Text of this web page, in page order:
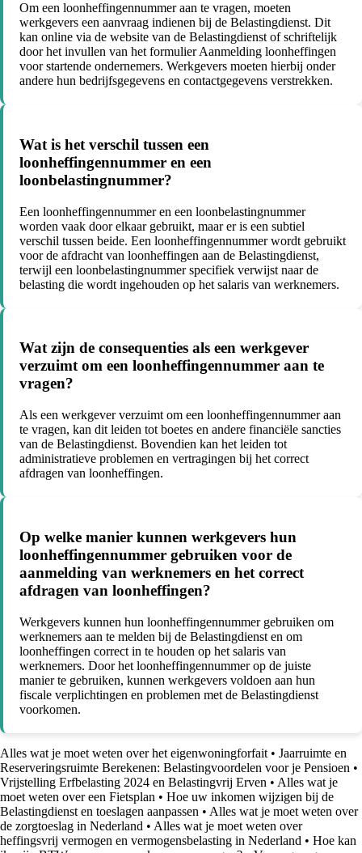
Om een loonheffingennummer aan te vragen, moeten
werkgevers een aanvraag indienen bij de Belastingdienst. Dit
kan online via de website van de Belastingdienst of schriftelijk
door het invullen van het formulier Aanmelding loonheffingen
voor startende ondernemers. Werkgevers moeten hierbij onder
andere hun bedrijfsgegevens en contactgegevens verstrekken.
Wat is het verschil tussen een
loonheffingennummer en een
loonbelastingnummer?
Een loonheffingennummer en een loonbelastingnummer
worden vaak door elkaar gebruikt, maar er is een subtiel
verschil tussen beide. Een loonheffingennummer wordt gebruikt
voor de afdracht van loonheffingen aan de Belastingdienst,
terwijl een loonbelastingnummer specifiek verwijst naar de
belasting die wordt ingehouden op het salaris van werknemers.
Wat zijn de consequenties als een werkgever
verzuimt om een loonheffingennummer aan te
vragen?
Als een werkgever verzuimt om een loonheffingennummer aan
te vragen, kan dit leiden tot boetes en andere financiële sancties
van de Belastingdienst. Bovendien kan het leiden tot
administratieve problemen en vertragingen bij het correct
afdragen van loonheffingen.
Op welke manier kunnen werkgevers hun
loonheffingennummer gebruiken voor de
aanmelding van werknemers en het correct
afdragen van loonheffingen?
Werkgevers kunnen hun loonheffingennummer gebruiken om
werknemers aan te melden bij de Belastingdienst en om
loonheffingen correct in te houden op het salaris van
werknemers. Door het loonheffingennummer op de juiste
manier te gebruiken, kunnen werkgevers voldoen aan hun
fiscale verplichtingen en problemen met de Belastingdienst
voorkomen.
Alles wat je moet weten over het eigenwoningforfait • Jaarruimte en
Reserveringsruimte Berekenen: Belastingvoordelen voor je Pensioen •
Vrijstelling Erfbelasting 2024 en Belastingvrij Erven • Alles wat je
moet weten over een Fietsplan • Hoe uw inkomen wijzigen bij de
Belastingdienst en toeslagen aanpassen • Alles wat je moet weten over
de zorgtoeslag in Nederland • Alles wat je moet weten over
heffingsvrij vermogen en vermogensbelasting in Nederland • Hoe kan